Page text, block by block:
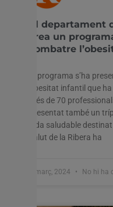
El departament
crea un
combatre
El programa s’ha
obesitat infantil que
més de 70
presentat també un
vida saludable
salut de la Ribera ha
1 març, 2024 No hi ha